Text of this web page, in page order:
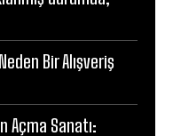
Bir Alışveriş
Açma Sanatı: